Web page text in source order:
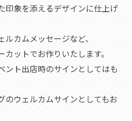
印象を添えるデザインに仕上げ
カムメッセージなど、
ットでお作りいたします。
ント出店時のサインとしてはも
のウェルカムサインとしてもお